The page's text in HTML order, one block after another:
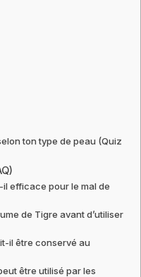
ton type de peau (Quiz
efficace pour le mal de
de Tigre avant d’utiliser
il être conservé au
être utilisé par les